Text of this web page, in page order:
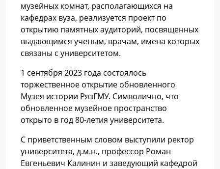
музейных комнат, располагающихся на
кафедрах вуза, реализуется проект по
открытию памятных аудиторий, посвященных
выдающимся ученым, врачам, имена которых
связаны с университетом.
1 сентября 2023 года состоялось
торжественное открытие обновленного
Музея истории РязГМУ. Символично, что
обновленное музейное пространство
открыто в год 80-летия университета.
С приветственным словом выступили ректор
университета, д.м.н., профессор Роман
Евгеньевич Калинин и заведующий кафедрой